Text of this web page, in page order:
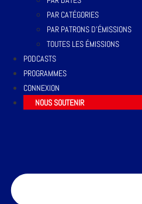
PAR CATÉGORIES
PAR PATRONS D’ÉMISSIONS
TOUTES LES ÉMISSIONS
PODCASTS
PROGRAMMES
CONNEXION
NOUS SOUTENIR